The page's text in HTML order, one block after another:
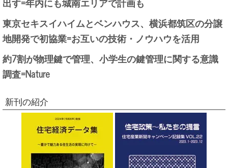
東京セキスイハイムとベンハウス、横浜都筑区の分譲
地開発で初協業=お互いの技術・ノウハウを活用
約7割が物理鍵で管理、小学生の鍵管理に関する意識
調査=Nature
新刊の紹介